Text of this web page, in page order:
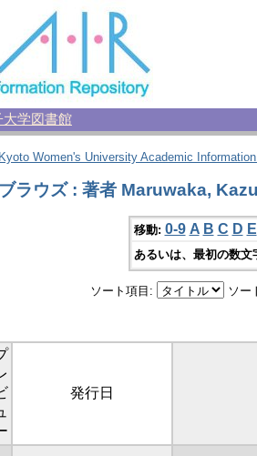
大学図書館
Kyoto Women's University Academic
ブラウズ : 著者 Maruwaka,
移動: 0-9 A B C D E
あるいは、最初の数
ソート項目: ソー
発行日